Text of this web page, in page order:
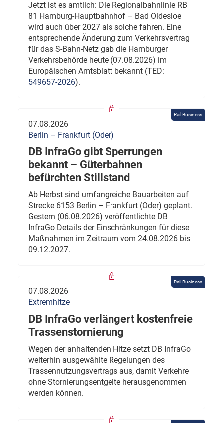
Jetzt ist es amtlich: Die Regionalbahnlinie RB
81 Hamburg-Hauptbahnhof – Bad Oldesloe
wird auch über 2027 als solche fahren. Eine
entsprechende Änderung zum Verkehrsvertrag
für das S-Bahn-Netz gab die Hamburger
Verkehrsbehörde heute (07.08.2026) im
Europäischen Amtsblatt bekannt (TED:
549657-2026).
Rail Business
07.08.2026
Berlin – Frankfurt (Oder)
DB InfraGo gibt Sperrungen
bekannt – Güterbahnen
befürchten Stillstand
Ab Herbst sind umfangreiche Bauarbeiten auf
Strecke 6153 Berlin – Frankfurt (Oder) geplant.
Gestern (06.08.2026) veröffentlichte DB
InfraGo Details der Einschränkungen für diese
Maßnahmen im Zeitraum vom 24.08.2026 bis
09.12.2027.
Rail Business
07.08.2026
Extremhitze
DB InfraGo verlängert kostenfreie
Trassenstornierung
Wegen der anhaltenden Hitze setzt DB InfraGo
weiterhin ausgewählte Regelungen des
Trassennutzungsvertrags aus, damit Verkehre
ohne Stornierungsentgelte herausgenommen
werden können.